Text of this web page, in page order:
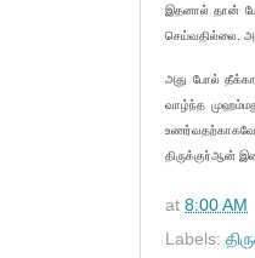
இதனால் தான்
செய்வதில்லை.
அது போல்
வாழ்ந்த
உணர்வதற்காகவே
திருக்குர்ஆன்
at 8:00 AM
Labels: